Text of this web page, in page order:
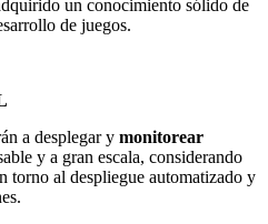
un conocimiento sólido de
de juegos.
a desplegar y monitorear
y a gran escala, considerando
torno al despliegue automatizado y